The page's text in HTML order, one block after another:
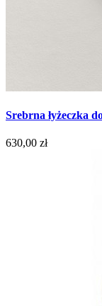
Srebrna łyżeczka
630,00 zł